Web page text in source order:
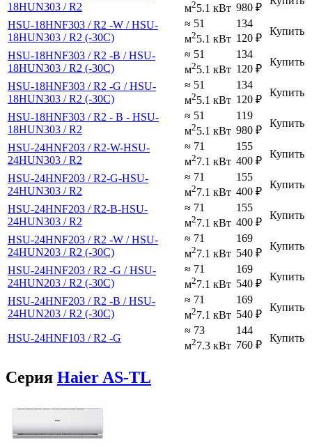
18HUN303 / R2
м25.1 кВт 980 ₽
HSU-18HNF303 / R2 -W / HSU-
18HUN303 / R2 (-30С)
≈ 51
м25.1 кВт
134
120 ₽
Купить
HSU-18HNF303 / R2 -B / HSU-
18HUN303 / R2 (-30С)
≈ 51
м25.1 кВт
134
120 ₽
Купить
HSU-18HNF303 / R2 -G / HSU-
18HUN303 / R2 (-30С)
≈ 51
м25.1 кВт
134
120 ₽
Купить
HSU-18HNF303 / R2 - B - HSU-
18HUN303 / R2
≈ 51
м25.1 кВт
119
980 ₽
Купить
HSU-24HNF203 / R2-W-HSU-
24HUN303 / R2
≈ 71
м27.1 кВт
155
400 ₽
Купить
HSU-24HNF203 / R2-G-HSU-
24HUN303 / R2
≈ 71
м27.1 кВт
155
400 ₽
Купить
HSU-24HNF203 / R2-B-HSU-
24HUN303 / R2
≈ 71
м27.1 кВт
155
400 ₽
Купить
HSU-24HNF203 / R2 -W / HSU-
24HUN203 / R2 (-30С)
≈ 71
м27.1 кВт
169
540 ₽
Купить
HSU-24HNF203 / R2 -G / HSU-
24HUN203 / R2 (-30С)
≈ 71
м27.1 кВт
169
540 ₽
Купить
HSU-24HNF203 / R2 -B / HSU-
24HUN203 / R2 (-30С)
≈ 71
м27.1 кВт
169
540 ₽
Купить
HSU-24HNF103 / R2 -G
≈ 73
м27.3 кВт
144
760 ₽
Купить
Серия Haier AS-TL